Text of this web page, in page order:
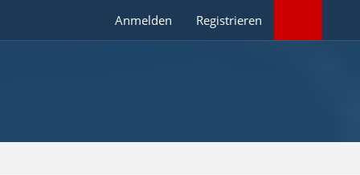
Anmelden Registrieren